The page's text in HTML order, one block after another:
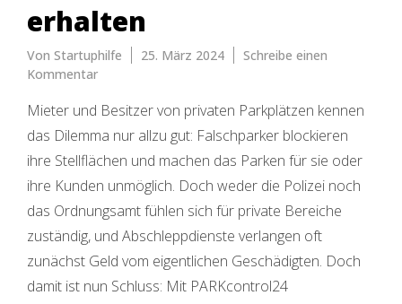
erhalten
Von Startuphilfe 25. März 2024
Schreibe einen
Kommentarzu
Effektive
Lösung
Falschparker-
Probleme
–
Falschparker
melden
und
40
Mieter und Besitzer von privaten Parkplätzen kennen
das Dilemma nur allzu gut: Falschparker blockieren
ihre Stellflächen und machen das Parken für sie oder
ihre Kunden unmöglich. Doch weder die Polizei noch
das Ordnungsamt fühlen sich für private Bereiche
zuständig, und Abschleppdienste verlangen oft
zunächst Geld vom eigentlichen Geschädigten. Doch
damit ist nun Schluss: Mit PARKcontrol24